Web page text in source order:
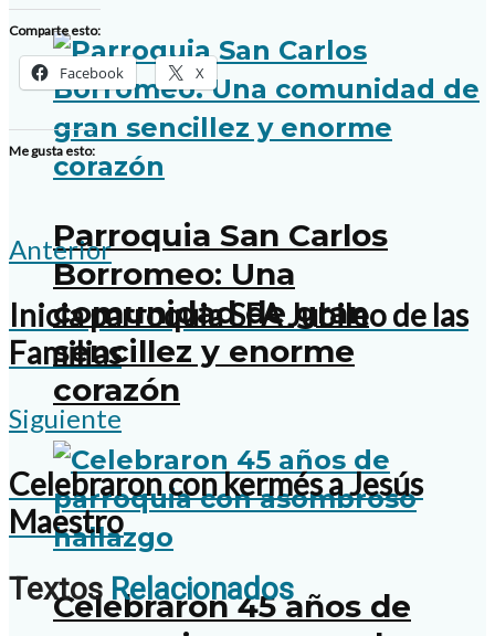
Parroquia San Carlos
Borromeo: Una
comunidad de gran
sencillez y enorme
corazón
Celebraron 45 años de
Comparte esto:
Facebook X
Me gusta esto:
Anterior
Inicia parroquia SFA Jubileo de las
Familias
Siguiente
Celebraron con kermés a Jesús
Maestro
Textos Relacionados